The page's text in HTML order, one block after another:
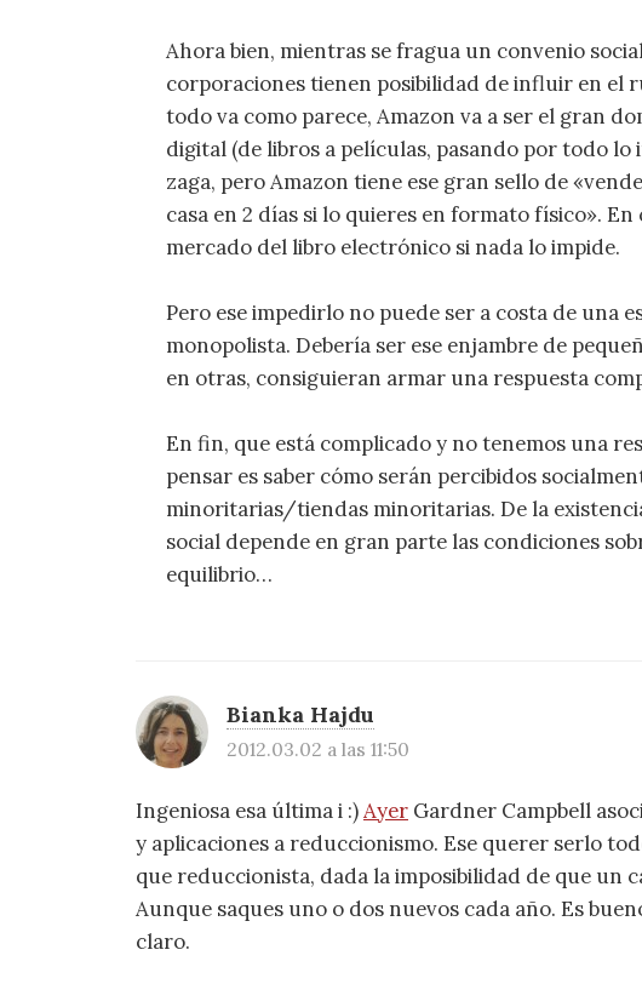
Ahora bien, mientras se fragua un convenio
corporaciones tienen posibilidad de influir en el
todo va como parece, Amazon va a ser el gran
digital (de libros a películas, pasando por todo lo
zaga, pero Amazon tiene ese gran sello de
casa en 2 días si lo quieres en formato físico».
mercado del libro electrónico si nada lo impide.
Pero ese impedirlo no puede ser a costa de una
monopolista. Debería ser ese enjambre de
en otras, consiguieran armar una respuesta
En fin, que está complicado y no tenemos una
pensar es saber cómo serán percibidos
minoritarias/tiendas minoritarias. De la
social depende en gran parte las condiciones
equilibrio…
Bianka Hajdu
2012.03.02 a las 11:50
Ingeniosa esa última i :)Ayer Gardner Campbell
y aplicaciones a reduccionismo. Ese querer serlo
que reduccionista, dada la imposibilidad de que un
Aunque saques uno o dos nuevos cada año. Es
claro.